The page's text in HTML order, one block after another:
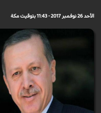
الأحد 26 نوفمبر 2017 - 11:43 بتوقيت مكة